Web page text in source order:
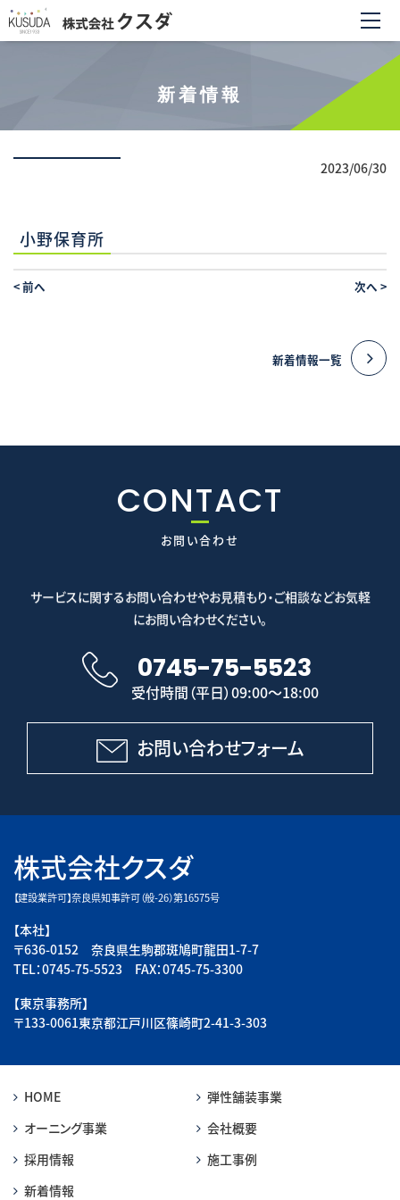
新着情報
2023/06/30
小野保育所
<前へ 次へ >
新着情報一覧
CONTACT
お問い合わせ
サービスに関するお問い合わせやお見積もり・ご相談などお気軽
にお問い合わせください。
0745-75-5523
受付時間（平日）09:00～18:00
お問い合わせフォーム
株式会社クスダ
【建設業許可】奈良県知事許可（般-26）第16575号
【本社】
〒636-0152 奈良県生駒郡斑鳩町龍田1-7-7
TEL：0745-75-5523 FAX：0745-75-3300
【東京事務所】
〒133-0061東京都江戸川区篠崎町2-41-3-303
HOME
弾性舗装事業
オーニング事業
会社概要
採用情報
施工事例
新着情報